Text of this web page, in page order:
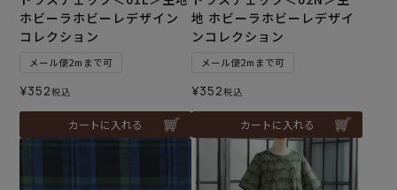
ホビーラホビーレデザイン
コレクション
メール便2mまで可
¥352税込
カートに入れる
地 ホビーラホビーレデザイ
ンコレクション
メール便2mまで可
¥352税込
カートに入れる